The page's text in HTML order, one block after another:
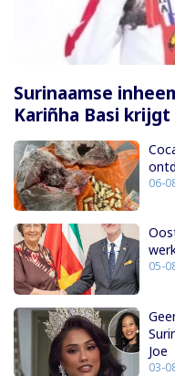
Surinaamse
Kariñha Basi
06-
05-
Joe
03-